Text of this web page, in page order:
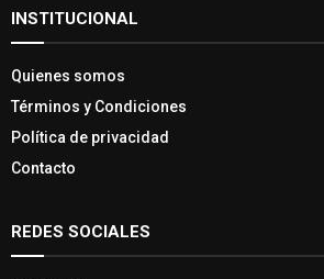
INSTITUCIONAL
Quienes somos
Términos y Condiciones
Política de privacidad
Contacto
REDES SOCIALES